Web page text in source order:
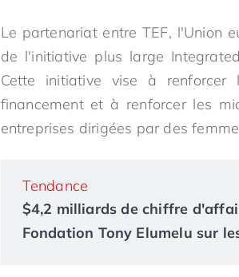
Le partenariat entre TEF, l'Union
de l'initiative plus large
Cette initiative vise à renforcer
financement et à renforcer les
entreprises dirigées par des
Tendance
$4,2 milliards de chiffre
Fondation Tony Elumelu sur